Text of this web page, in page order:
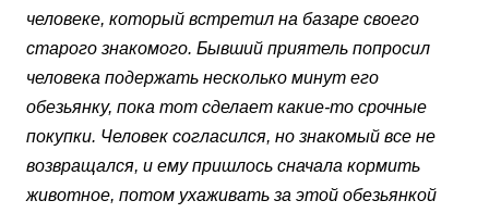
человеке, который встретил на базаре своего
старого знакомого. Бывший приятель попросил
человека подержать несколько минут его
обезьянку, пока тот сделает какие-то срочные
покупки. Человек согласился, но знакомый все не
возвращался, и ему пришлось сначала кормить
животное, потом ухаживать за этой обезьянкой